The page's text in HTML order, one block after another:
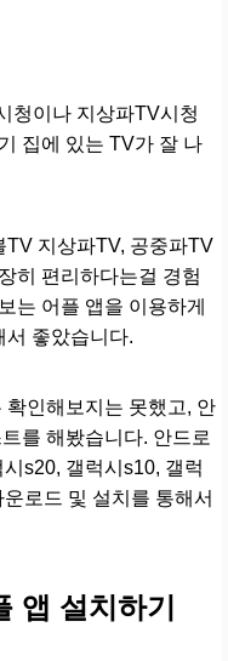
청이나 지상파TV시청
집에 있는 TV가 잘 나
TV 지상파TV, 공중파TV
히 편리하다는걸 경험
는 어플 앱을 이용하게
서 좋았습니다.
인해보지는 못했고, 안
를 해봤습니다. 안드로
s20, 갤럭시s10, 갤럭
로드 및 설치를 통해서
앱 설치하기